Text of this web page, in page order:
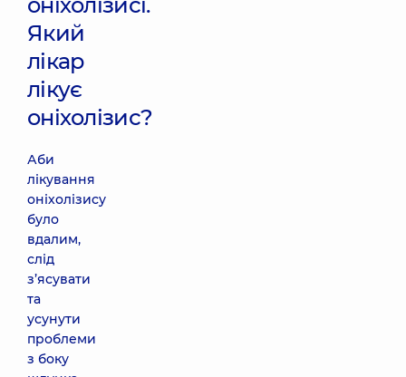
Який
лікар
лікує
оніхолізис?
Аби
лікування
оніхолізису
було
вдалим,
слід
з’ясувати
та
усунути
проблеми
з боку